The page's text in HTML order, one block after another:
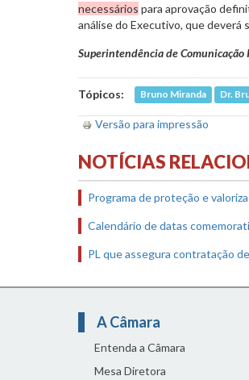
necessários para aprovação
análise do Executivo, que
Superintendência de
Tópicos: Bruno Miranda Dr.
Versão para impressão
NOTÍCIAS
Programa de proteção e
Calendário de datas
PL que assegura contratação
A Câmara
Entenda a Câmara
Mesa Diretora